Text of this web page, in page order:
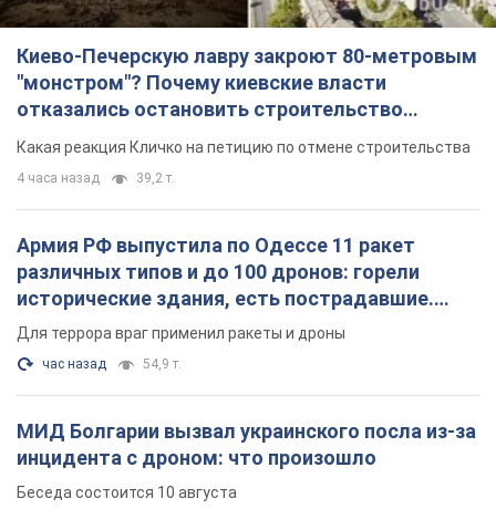
Киево-Печерскую лавру закроют 80-метровым
"монстром"? Почему киевские власти
отказались остановить строительство
небоскреба "московского верующего"
Какая реакция Кличко на петицию по отмене строительства
4 часа назад 39,2 т.
Армия РФ выпустила по Одессе 11 ракет
различных типов и до 100 дронов: горели
исторические здания, есть пострадавшие.
Фото и видео
Для террора враг применил ракеты и дроны
час назад 54,9 т.
МИД Болгарии вызвал украинского посла из-за
инцидента с дроном: что произошло
Беседа состоится 10 августа